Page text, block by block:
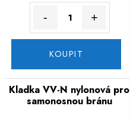
- +
KOUPIT
Kladka VV-N nylonová pro
samonosnou bránu